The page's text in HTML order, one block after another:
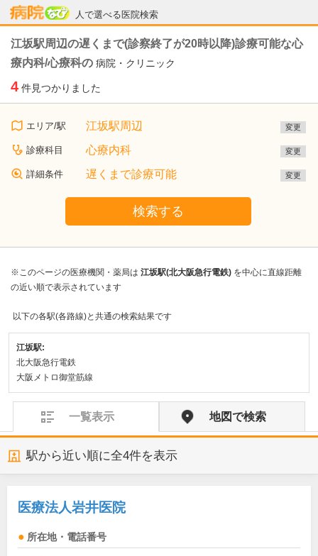
人で選べる医院検索
病院なび
江坂駅周辺の遅くまで(診察終了が20時以降)診療可能な心
療内科/心療科の 病院・クリニック
4 件見つかりました
エリア/駅 江坂駅周辺 変更
診療科目 心療内科 変更
詳細条件 遅くまで診療可能 変更
検索する
※このページの医療機関・薬局は 江坂駅(北大阪急行電鉄) を中心に直線距離
の近い順で表示されています
以下の各駅(各路線)と共通の検索結果です
江坂駅:
北大阪急行電鉄
大阪メトロ御堂筋線
一覧表示 地図で検索
駅から近い順に全4件を表示
医療法人岩井医院
所在地・電話番号